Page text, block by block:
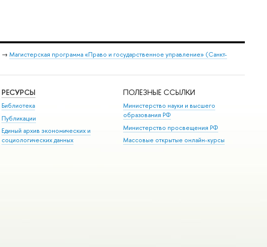
→ Магистерская программа «Право и государственное управление» (Санкт-
РЕСУРСЫ
Библиотека
Публикации
Единый архив экономических и
социологических данных
ПОЛЕЗНЫЕ ССЫЛКИ
Министерство науки и высшего
образования РФ
Министерство просвещения РФ
Массовые открытые онлайн-курсы